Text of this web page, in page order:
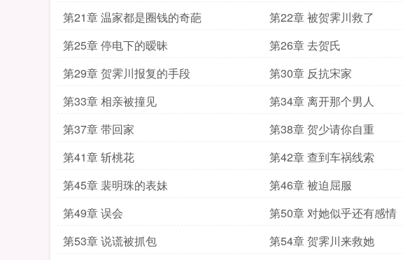
第21章 温家都是圈钱的奇葩
第22章 被贺霁川救了
第25章 停电下的暧昧
第26章 去贺氏
第29章 贺霁川报复的手段
第30章 反抗宋家
第33章 相亲被撞见
第34章 离开那个男人
第37章 带回家
第38章 贺少请你自重
第41章 斩桃花
第42章 查到车祸线索
第45章 裴明珠的表妹
第46章 被迫屈服
第49章 误会
第50章 对她似乎还有感情
第53章 说谎被抓包
第54章 贺霁川来救她